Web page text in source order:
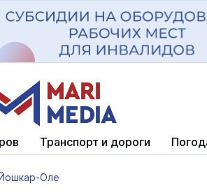
Транспорт и дороги
Оле